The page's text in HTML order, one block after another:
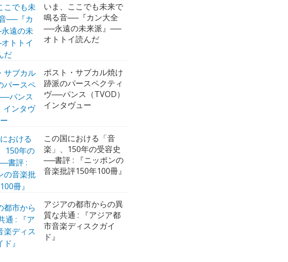
いま、ここでも未来で
鳴る音──『カン大全
──永遠の未来派』──
オトトイ読んだ
ポスト・サブカル焼け
跡派のパースペクティ
ヴ──パンス（TVOD）
インタヴュー
この国における「音
楽」、150年の受容史
──書評 : 『ニッポンの
音楽批評150年100冊』
アジアの都市からの異
質な共通 : 『アジア都
市音楽ディスクガイ
ド』